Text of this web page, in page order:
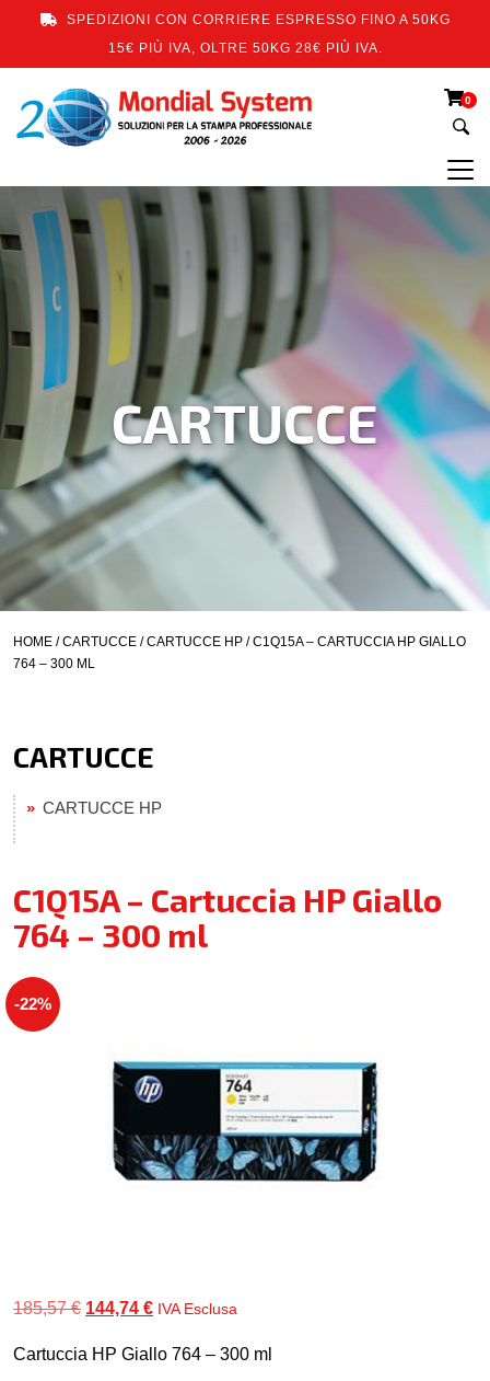
SPEDIZIONI CON CORRIERE ESPRESSO FINO A 50KG
15€ PIÙ IVA, OLTRE 50KG 28€ PIÙ IVA.
0
CARTUCCE
HOME /CARTUCCE /CARTUCCE HP / C1Q15A – CARTUCCIA HP GIALLO
764 – 300 ML
CARTUCCE
CARTUCCE HP
C1Q15A – Cartuccia HP Giallo
764 – 300 ml
-22%
185,57€ Il
originale
144,74 €Il
attuale
IVA Esclusa
Cartuccia HP Giallo 764 – 300 ml